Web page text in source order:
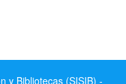
y Bibliotecas (SISIB) -